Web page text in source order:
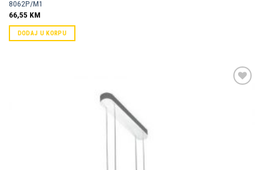
8062P/M1
66,55 KM
DODAJ U KORPU